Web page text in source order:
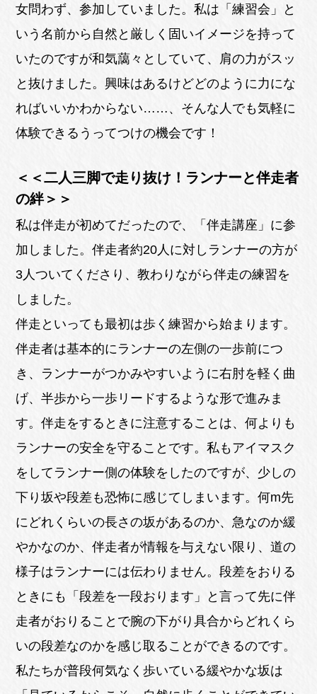
女問わず、参加していました。私は「練習会」と
いう名前から自然と厳しく固いイメージを持って
いたのですが和気藹々としていて、肩の力がスッ
と抜けました。興味はあるけどどのように力にな
ればいいかわからない……、そんな人でも気軽に
体験できるうってつけの機会です！
＜＜二人三脚で走り抜け！ランナーと伴走者
の絆＞＞
私は伴走が初めてだったので、「伴走講座」に参
加しました。伴走者約20人に対しランナーの方が
3人ついてくださり、教わりながら伴走の練習を
しました。
伴走といっても最初は歩く練習から始まります。
伴走者は基本的にランナーの左側の一歩前につ
き、ランナーがつかみやすいように右肘を軽く曲
げ、半歩から一歩リードするような形で進みま
す。伴走をするときに注意することは、何よりも
ランナーの安全を守ることです。私もアイマスク
をしてランナー側の体験をしたのですが、少しの
下り坂や段差も恐怖に感じてしまいます。何m先
にどれくらいの長さの坂があるのか、急なのか緩
やかなのか、伴走者が情報を与えない限り、道の
様子はランナーには伝わりません。段差をおりる
ときにも「段差を一段おります」と言って先に伴
走者がおりることで腕の下がり具合からどれくら
いの段差なのかを感じ取ることができるのです。
私たちが普段何気なく歩いている緩やかな坂は